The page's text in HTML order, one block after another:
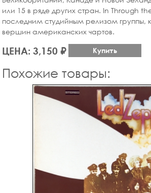
или 15 в ряде других стран. In Through
последним студийным релизом группы,
вершин американских чартов.
ЦЕНА: 3,150 ₽ Купить
Похожие товары: